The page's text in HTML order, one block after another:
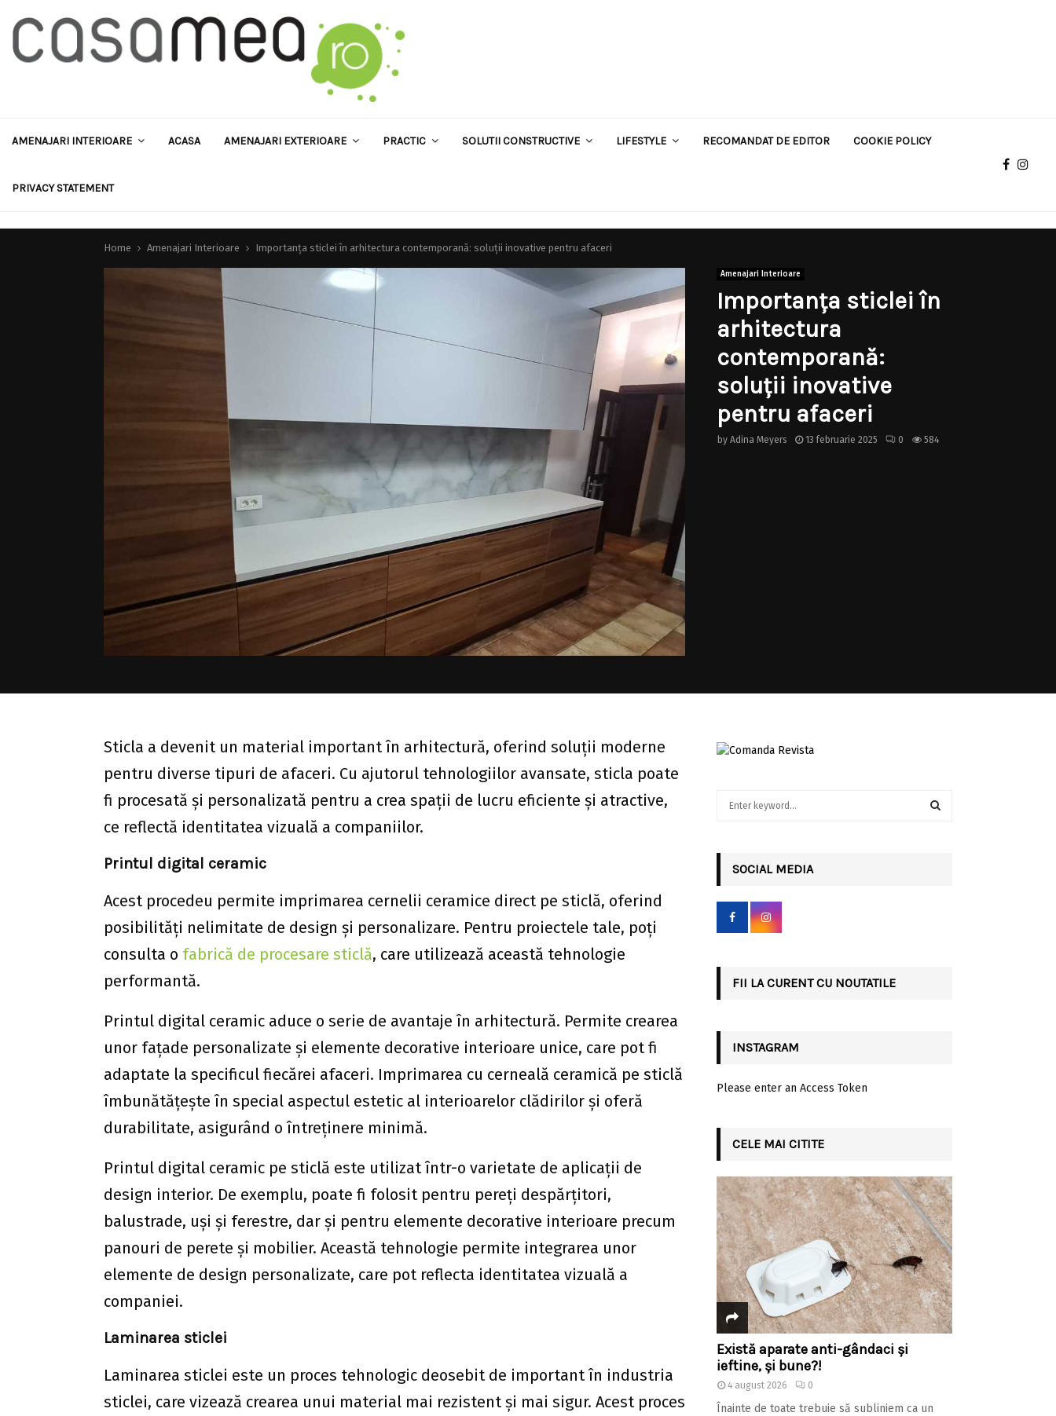
AMENAJARI INTERIOARE ACASA AMENAJARI EXTERIOARE PRACTIC SOLUTII CONSTRUCTIVE LIFESTYLE RECOMANDAT DE EDITOR COOKIE POLICY
PRIVACY STATEMENT
Home Amenajari Interioare Importanța sticlei în arhitectura contemporană: soluții inovative pentru afaceri
Amenajari Interioare
Importanța sticlei în
arhitectura
contemporană:
soluții inovative
pentru afaceri
by Adina Meyers 13 februarie 2025 0 584
Sticla a devenit un material important în arhitectură, oferind soluții moderne
pentru diverse tipuri de afaceri. Cu ajutorul tehnologiilor avansate, sticla poate
fi procesată și personalizată pentru a crea spații de lucru eficiente și atractive,
ce reflectă identitatea vizuală a companiilor.
Printul digital ceramic
Acest procedeu permite imprimarea cernelii ceramice direct pe sticlă, oferind
posibilități nelimitate de design și personalizare. Pentru proiectele tale, poți
consulta o fabrică de procesare sticlă, care utilizează această tehnologie
performantă.
Printul digital ceramic aduce o serie de avantaje în arhitectură. Permite crearea
unor fațade personalizate și elemente decorative interioare unice, care pot fi
adaptate la specificul fiecărei afaceri. Imprimarea cu cerneală ceramică pe sticlă
îmbunătățește în special aspectul estetic al interioarelor clădirilor și oferă
durabilitate, asigurând o întreținere minimă.
Printul digital ceramic pe sticlă este utilizat într-o varietate de aplicații de
design interior. De exemplu, poate fi folosit pentru pereți despărțitori,
balustrade, uși și ferestre, dar și pentru elemente decorative interioare precum
panouri de perete și mobilier. Această tehnologie permite integrarea unor
elemente de design personalizate, care pot reflecta identitatea vizuală a
companiei.
Laminarea sticlei
Laminarea sticlei este un proces tehnologic deosebit de important în industria
sticlei, care vizează crearea unui material mai rezistent și mai sigur. Acest proces
r
SOCIAL MEDIA
FII LA CURENT CU NOUTATILE
INSTAGRAM
Please enter an Access Token
CELE MAI CITITE
Există aparate anti-gândaci și
ieftine, și bune?!
4 august 2026 0
Înainte de toate trebuie să subliniem ca un